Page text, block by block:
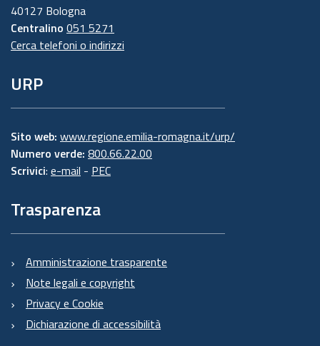
40127 Bologna
Centralino 051 5271
Cerca telefoni o indirizzi
URP
Sito web: www.regione.emilia-romagna.it/urp/
Numero verde: 800.66.22.00
Scrivici: e-mail - PEC
Trasparenza
Amministrazione trasparente
Note legali e copyright
Privacy e Cookie
Dichiarazione di accessibilità